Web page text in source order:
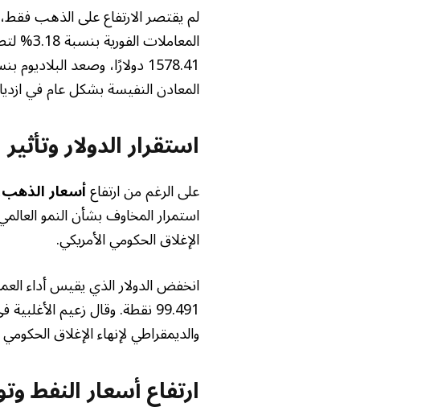
لم يقتصر الارتفاع على الذهب
المعادن النفيسة بشكل عام في
استقرار الدولار
على الرغم من ارتفاعأسعار الذهب
استمرار المخاوف بشأن النمو
الإغلاق الحكومي الأمريكي.
99.491 نقطة. وقال زعيم
والديمقراطي لإنهاء الإغلاق
ارتفاع أسعار النفط